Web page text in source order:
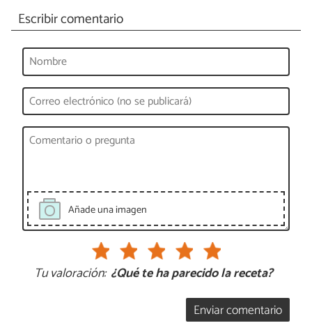
Escribir comentario
Añade una imagen
Tu valoración: ¿Qué te ha parecido la receta?
Enviar comentario